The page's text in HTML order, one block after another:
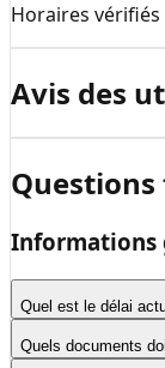
Horaires vérifiés
Avis des
Informations
Quel est le délai
Quels documents